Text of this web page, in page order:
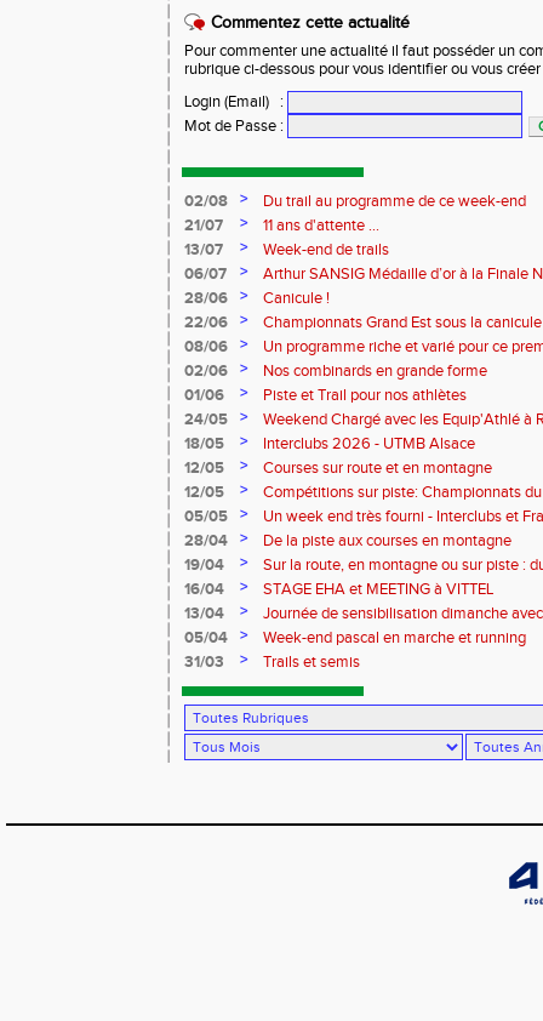
Commentez cette actualité
Pour commenter une actualité il faut posséder un
rubrique ci-dessous pour vous identifier ou vous
Login (Email)
:
Mot de Passe :
02/08 >
Du trail au programme de ce week-end
21/07
>
11 ans d'attente ...
13/07
>
Week-end de trails
06/07
>
Arthur SANSIG Médaille d’or à la Finale
à Dreux.
28/06 >
Canicule !
22/06
>
Championnats Grand Est sous la canicule
08/06
>
Un programme riche et varié pour ce
02/06
>
Nos combinards en grande forme
01/06
>
Piste et Trail pour nos athlètes
24/05
>
Weekend Chargé avec les Equip'Athlé à
à Reims pour les Benjamins
18/05 >
Interclubs 2026 - UTMB Alsace
12/05
>
Courses sur route et en montagne
12/05
>
Compétitions sur piste: Championnats
équip'athlé U14-U16
05/05 >
Un week end très fourni - Interclubs et
menu !
28/04 >
De la piste aux courses en montagne
19/04
>
Sur la route, en montagne ou sur piste :
Charlottesville en passant par le
16/04 >
STAGE EHA et MEETING à VITTEL
13/04
>
Journée de sensibilisation dimanche
l'association vivre avec Parkinson
05/04 >
Week-end pascal en marche et running
31/03
> Trails et semis